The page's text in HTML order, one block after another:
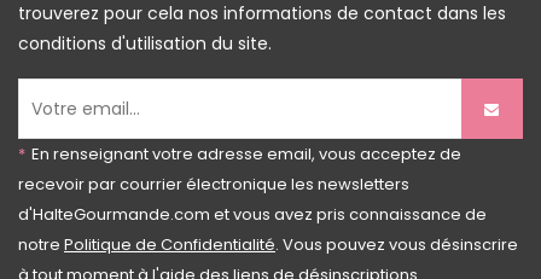
trouverez pour cela nos informations de contact dans les
conditions d'utilisation du site.
* En renseignant votre adresse email, vous acceptez de
recevoir par courrier électronique les newsletters
d'HalteGourmande.com et vous avez pris connaissance de
notre Politique de Confidentialité. Vous pouvez vous désinscrire